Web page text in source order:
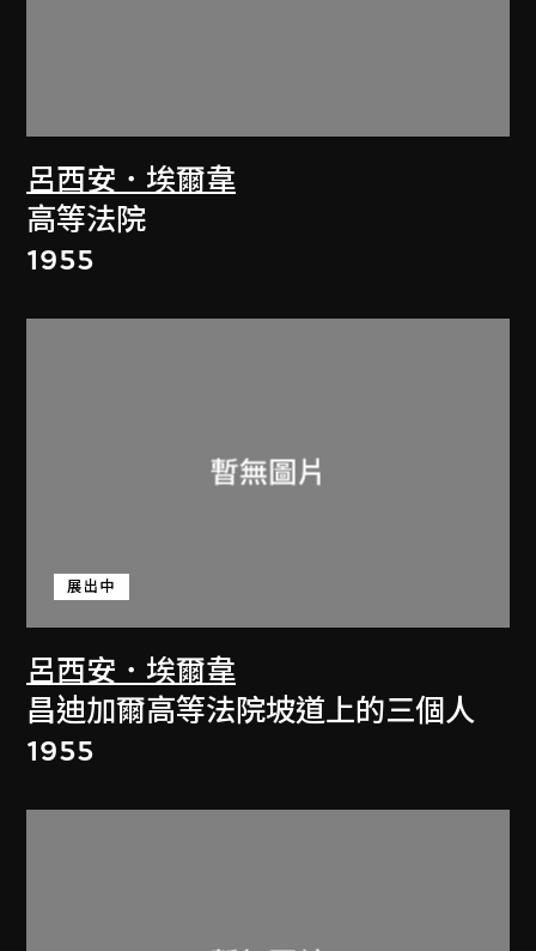
呂西安．埃爾韋
高等法院
1955
呂西安．埃爾韋
展出中
昌迪加爾高等法院坡道上的三個人
1955